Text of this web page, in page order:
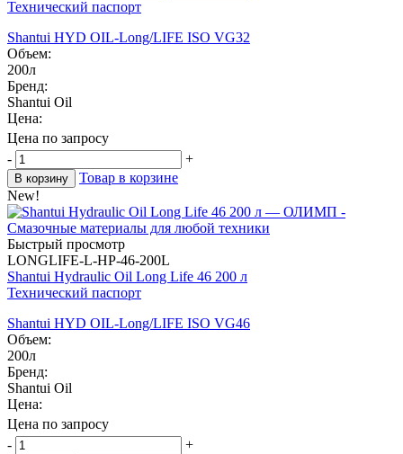
Технический паспорт
Shantui HYD OIL-Long/LIFE ISO VG32
Объем:
200л
Бренд:
Shantui Oil
Цена:
Цена по запросу
-
+
В корзину
Товар в корзине
New!
Быстрый просмотр
LONGLIFE-L-HP-46-200L
Shantui Hydraulic Oil Long Life 46 200 л
Технический паспорт
Shantui HYD OIL-Long/LIFE ISO VG46
Объем:
200л
Бренд:
Shantui Oil
Цена:
Цена по запросу
-
+